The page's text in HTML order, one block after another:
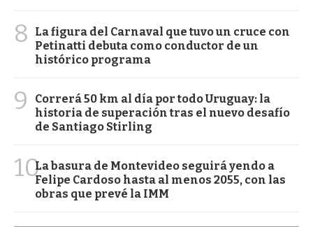
8
La figura del Carnaval que tuvo un cruce con
Petinatti debuta como conductor de un
histórico programa
9
Correrá 50 km al día por todo Uruguay: la
historia de superación tras el nuevo desafío
de Santiago Stirling
10La basura de Montevideo seguirá yendo a
Felipe Cardoso hasta al menos 2055, con las
obras que prevé la IMM